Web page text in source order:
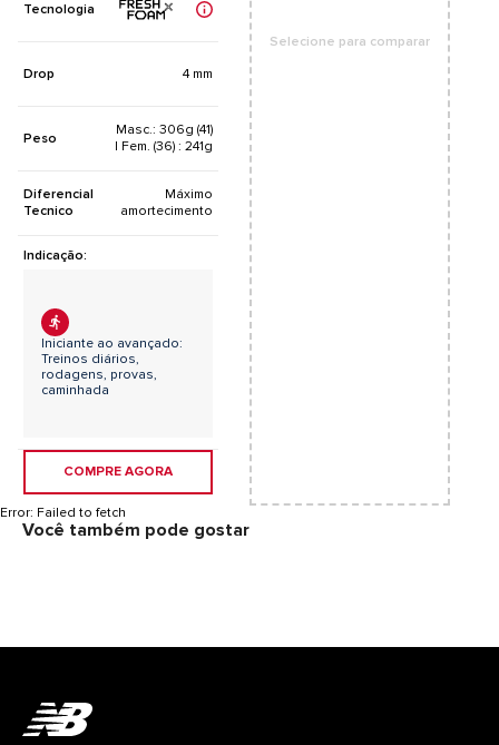
Tecnologia
Drop 4 mm
Peso
Masc.: 306g (41)
| Fem. (36) : 241g
Diferencial
Tecnico
Máximo
amortecimento
Indicação:
Iniciante ao avançado:
Treinos diários,
rodagens, provas,
caminhada
COMPRE AGORA
Selecione para comparar
Error: Failed to fetch
Você também pode gostar